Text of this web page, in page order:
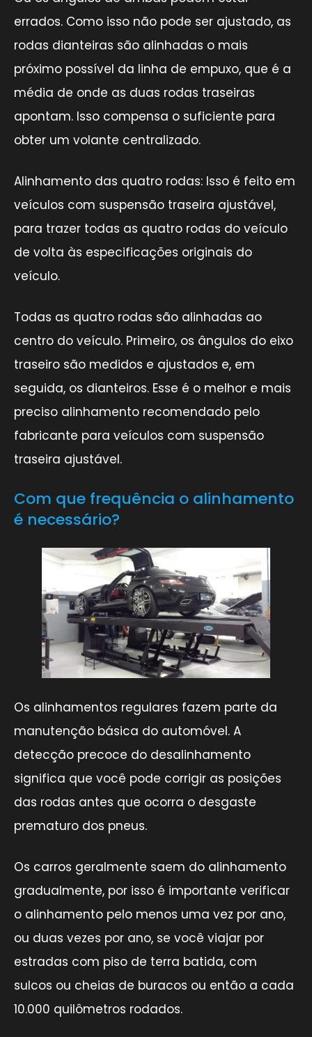
errados. Como isso não pode ser ajustado, as
rodas dianteiras são alinhadas o mais
próximo possível da linha de empuxo, que é a
média de onde as duas rodas traseiras
apontam. Isso compensa o suficiente para
obter um volante centralizado.
Alinhamento das quatro rodas: Isso é feito em
veículos com suspensão traseira ajustável,
para trazer todas as quatro rodas do veículo
de volta às especificações originais do
veículo.
Todas as quatro rodas são alinhadas ao
centro do veículo. Primeiro, os ângulos do eixo
traseiro são medidos e ajustados e, em
seguida, os dianteiros. Esse é o melhor e mais
preciso alinhamento recomendado pelo
fabricante para veículos com suspensão
traseira ajustável.
Com que frequência o alinhamento
é necessário?
Os alinhamentos regulares fazem parte da
manutenção básica do automóvel. A
detecção precoce do desalinhamento
significa que você pode corrigir as posições
das rodas antes que ocorra o desgaste
prematuro dos pneus.
Os carros geralmente saem do alinhamento
gradualmente, por isso é importante verificar
o alinhamento pelo menos uma vez por ano,
ou duas vezes por ano, se você viajar por
estradas com piso de terra batida, com
sulcos ou cheias de buracos ou então a cada
10.000 quilômetros rodados.